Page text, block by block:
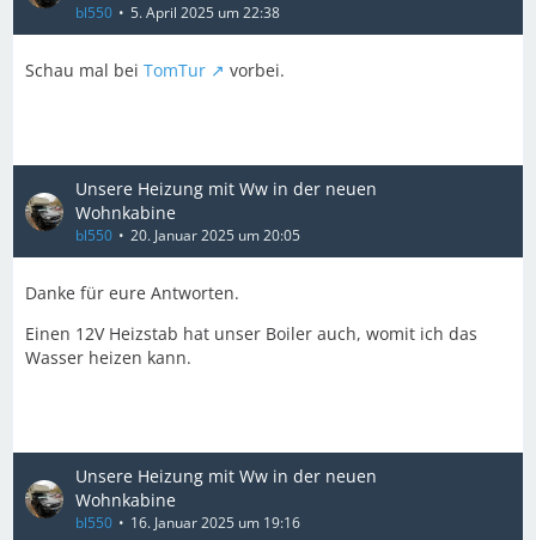
bl550 5. April 2025 um 22:38
Schau mal bei TomTur vorbei.
Unsere Heizung mit Ww in der neuen
Wohnkabine
bl550 20. Januar 2025 um 20:05
Danke für eure Antworten.
Einen 12V Heizstab hat unser Boiler auch, womit ich das
Wasser heizen kann.
Unsere Heizung mit Ww in der neuen
Wohnkabine
bl550 16. Januar 2025 um 19:16